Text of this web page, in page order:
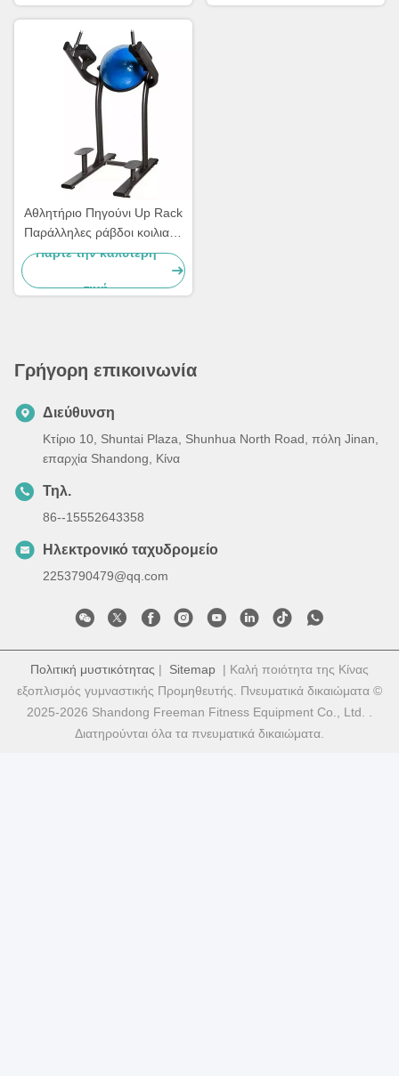
Σιδηροτροφείο
Αθλητήριο Πηγούνι Up Rack
Παράλληλες ράβδοι κοιλιακή
μηχανή κάθετη άνοδος
Πάρτε την καλύτερη
τιμή
Γρήγορη επικοινωνία
Διεύθυνση
Κτίριο 10, Shuntai Plaza, Shunhua North Road, πόλη Jinan,
επαρχία Shandong, Κίνα
Τηλ.
86--15552643358
Ηλεκτρονικό ταχυδρομείο
2253790479@qq.com
Πολιτική μυστικότητας | Sitemap | Καλή ποιότητα της Κίνας
εξοπλισμός γυμναστικής Προμηθευτής. Πνευματικά δικαιώματα ©
2025-2026 Shandong Freeman Fitness Equipment Co., Ltd. .
Διατηρούνται όλα τα πνευματικά δικαιώματα.